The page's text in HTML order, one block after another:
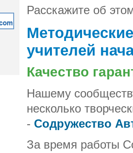
Расскажите об
учителей
Качество
Нашему
несколько
- Содружество
За время работы